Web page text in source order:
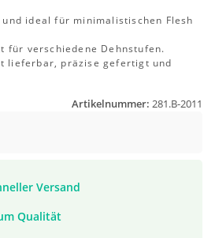
ideal für minimalistischen Flesh
für verschiedene Dehnstufen.
lieferbar, präzise gefertigt und
Artikelnummer: 281.B-2011
Versand
Qualität